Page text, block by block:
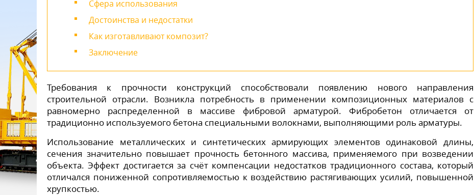
Сфера использования
Достоинства и недостатки
Как изготавливают композит?
Заключение
Требования к прочности конструкций способствовали появлению нового направления
строительной отрасли. Возникла потребность в применении композиционных материалов с
равномерно распределенной в массиве фибровой арматурой. Фибробетон отличается от
традиционно используемого бетона специальными волокнами, выполняющими роль арматуры.
Использование металлических и синтетических армирующих элементов одинаковой длины,
сечения значительно повышает прочность бетонного массива, применяемого при возведении
объекта. Эффект достигается за счёт компенсации недостатков традиционного состава, который
отличался пониженной сопротивляемостью к воздействию растягивающих усилий, повышенной
хрупкостью.